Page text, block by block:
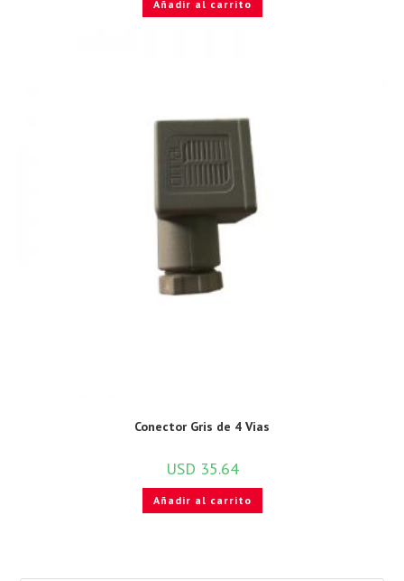
Añadir al carrito
Conector Gris de 4 Vias
USD 35.64
Añadir al carrito